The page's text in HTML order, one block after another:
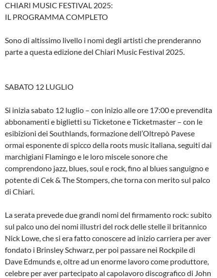
CHIARI MUSIC FESTIVAL 2025:
IL PROGRAMMA COMPLETO
Sono di altissimo livello i nomi degli artisti che prenderanno
parte a questa edizione del Chiari Music Festival 2025.
SABATO 12 LUGLIO
Si inizia sabato 12 luglio – con inizio alle ore 17:00 e prevendita
abbonamenti e biglietti su Ticketone e Ticketmaster – con le
esibizioni dei Southlands, formazione dell’Oltrepò Pavese
ormai esponente di spicco della roots music italiana, seguiti dai
marchigiani Flamingo e le loro miscele sonore che
comprendono jazz, blues, soul e rock, fino al blues sanguigno e
potente di Cek & The Stompers, che torna con merito sul palco
di Chiari.
La serata prevede due grandi nomi del firmamento rock: subito
sul palco uno dei nomi illustri del rock delle stelle il britannico
Nick Lowe, che si era fatto conoscere ad inizio carriera per aver
fondato i Brinsley Schwarz, per poi passare nei Rockpile di
Dave Edmunds e, oltre ad un enorme lavoro come produttore,
celebre per aver partecipato al capolavoro discografico di John